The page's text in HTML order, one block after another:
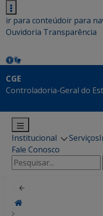
ir para conteúdoir para
Ouvidoria Transparência
CGE
Controladoria-Geral do
Institucional Serviços
Fale Conosco
Pesquisar
por: